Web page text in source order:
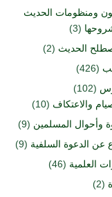
ومنظومات الحديث
(3)
الحديث (2)
(426)
(102)
والاعتكاف (10)
وأحوال المسلمين (9)
عن الدعوة السلفية (9)
العلمية (46)
(2)